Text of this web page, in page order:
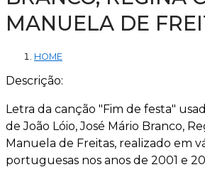
MANUELA DE
HOME
Descrição:
Letra da canção "Fim de festa"
de João Lóio, José Mário Branco,
Manuela de Freitas, realizado em
portuguesas nos anos de 2001 e